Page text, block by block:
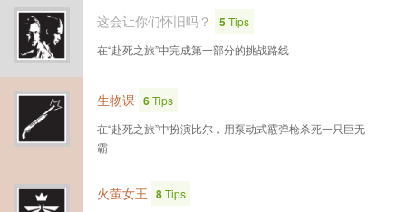
这会让你们怀旧吗？ 5Tips
在“赴死之旅”中完成第一部分的挑战路线
生物课 6Tips
在“赴死之旅”中扮演比尔，用泵动式霰弹枪杀死一只巨无
霸
火萤女王 8Tips